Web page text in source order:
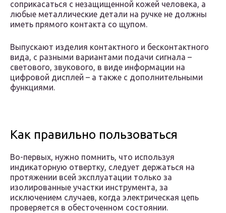
соприкасаться с незащищенной кожей человека, а
любые металлические детали на ручке не должны
иметь прямого контакта со щупом.
Выпускают изделия контактного и бесконтактного
вида, с разными вариантами подачи сигнала –
светового, звукового, в виде информации на
цифровой дисплей – а также с дополнительными
функциями.
Как правильно пользоваться
Во-первых, нужно помнить, что используя
индикаторную отвертку, следует держаться на
протяжении всей эксплуатации только за
изолированные участки инструмента, за
исключением случаев, когда электрическая цепь
проверяется в обесточенном состоянии.